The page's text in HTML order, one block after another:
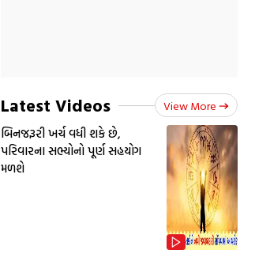
Latest Videos View More
બિનજરૂરી ખર્ચ વધી શકે છે,
પરિવારના સભ્યોનો પૂર્ણ સહયોગ
મળશે